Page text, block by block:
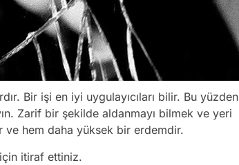
Bir işi en iyi uygulayıcıları bilir. Bu yüzden
Zarif bir şekilde aldanmayı bilmek ve yeri
hem daha yüksek bir erdemdir.
itiraf ettiniz.